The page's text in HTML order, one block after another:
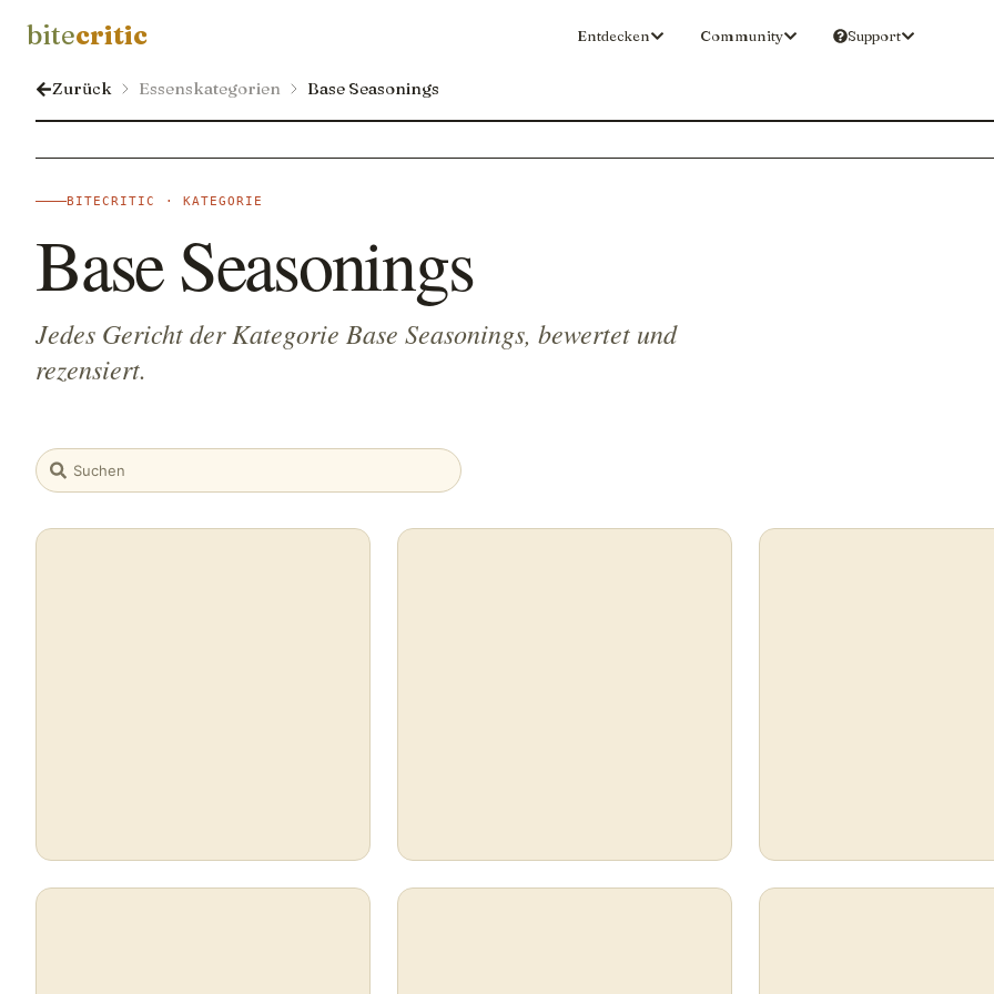
bitecritic Entdecken Community Support
Zurück Essenskategorien Base Seasonings
BITECRITIC · KATEGORIE
Base Seasonings
Jedes Gericht der Kategorie Base Seasonings, bewertet und
rezensiert.